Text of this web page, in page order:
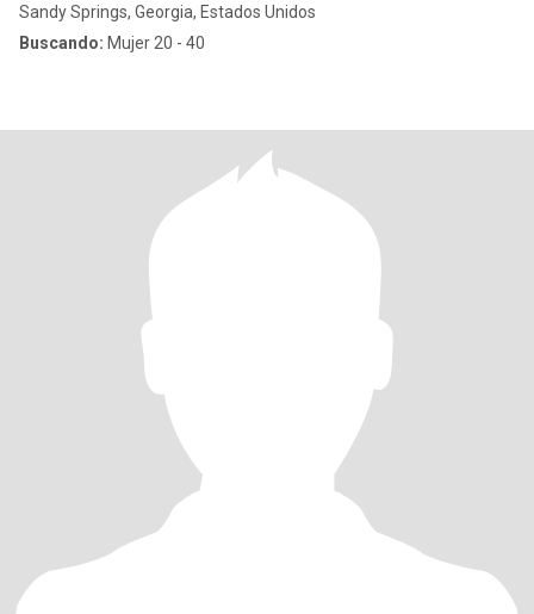
Sandy Springs, Georgia, Estados Unidos
Buscando: Mujer 20 - 40